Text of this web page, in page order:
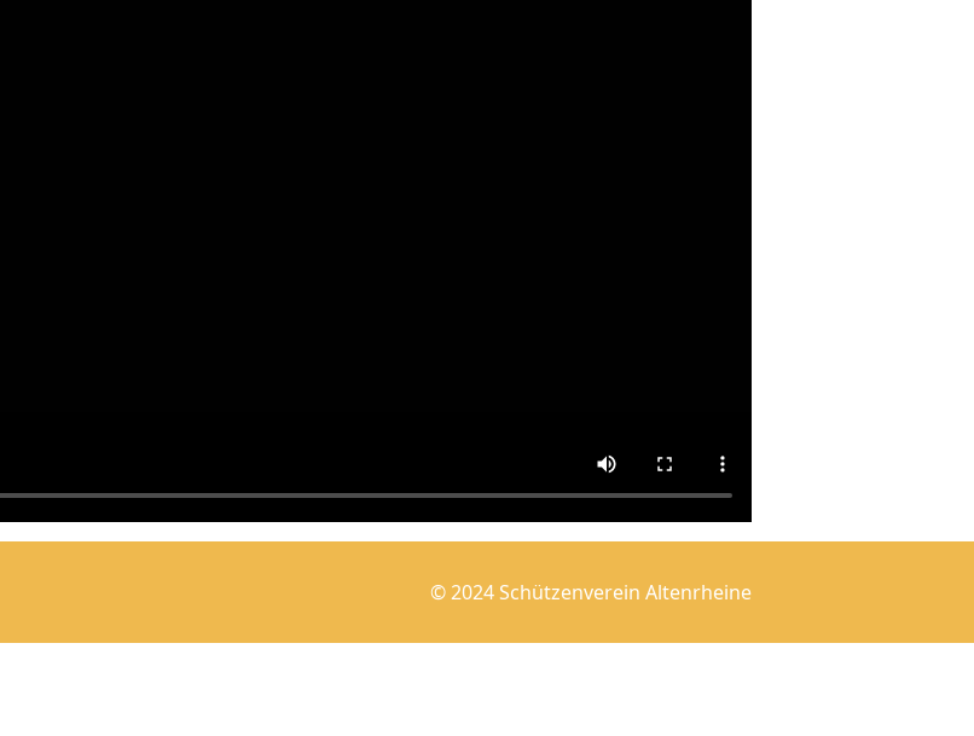
© 2024 Schützenverein Altenrheine